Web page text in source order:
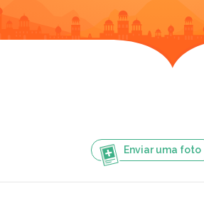
Enviar uma foto